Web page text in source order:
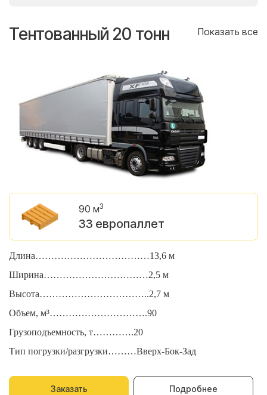
Тентованный 20 тонн Показать все
90 м3
33 европаллет
Длина………………………………13,6 м
Ширина……………………………2,5 м
Высота……………………………..2,7 м
Объем, м³………………………….90
Грузоподъемность, т………….20
Тип погрузки/разгрузки………Вверх-Бок-Зад
Заказать Подробнее